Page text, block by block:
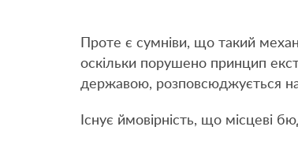
Проте є сумніви, що такий
оскільки порушено принцип
державою, розповсюджується
Існує ймовірність, що місцеві